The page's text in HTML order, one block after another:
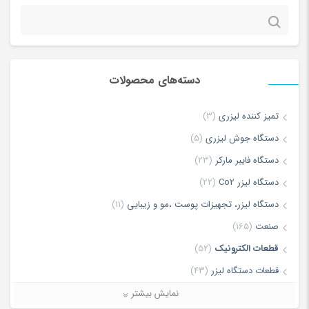
جستجو
دسته‌های محصولات
تمیز کننده لیزری (3)
دستگاه جوش لیزری (5)
دستگاه فایبر مارکر (23)
دستگاه لیزر Co2
(22)
دستگاه لیزر، تجهیزات پوست ،مو و زیبایی (11)
صنعت (165)
قطعات الکترونیک (52)
قطعات دستگاه لیزر (43)
لیزر برش و حکاکی غیر فلزات(7)
نمایش بیشتر
Email
*
ذخیره نام، ایمیل و وبسایت من در مرورگر برای زمانی که دوباره دیدگاهی
می‌نویسم.
لطفا پاسخ را به عدد انگلیسی وارد کنید: